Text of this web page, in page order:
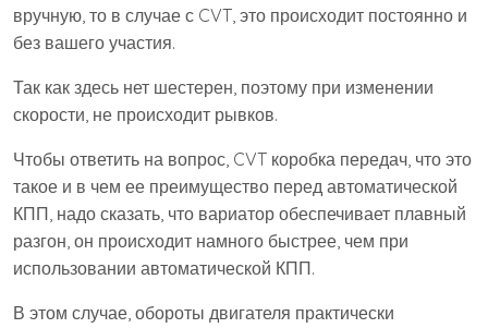
вручную, то в случае с CVT, это происходит постоянно и
без вашего участия.
Так как здесь нет шестерен, поэтому при изменении
скорости, не происходит рывков.
Чтобы ответить на вопрос, CVT коробка передач, что это
такое и в чем ее преимущество перед автоматической
КПП, надо сказать, что вариатор обеспечивает плавный
разгон, он происходит намного быстрее, чем при
использовании автоматической КПП.
В этом случае, обороты двигателя практически